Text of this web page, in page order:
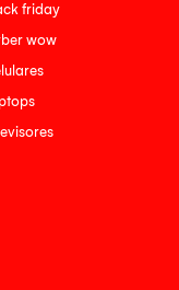
friday
wow